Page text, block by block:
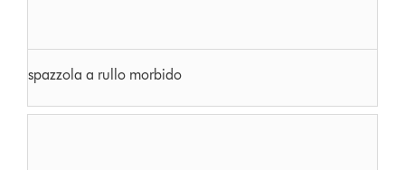
spazzola a rullo morbido